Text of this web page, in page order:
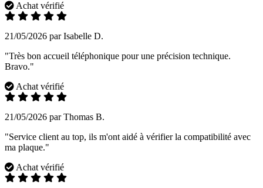
Achat vérifié
21/05/2026 par Isabelle D.
"Très bon accueil téléphonique pour une précision technique.
Bravo."
Achat vérifié
21/05/2026 par Thomas B.
"Service client au top, ils m'ont aidé à vérifier la compatibilité avec
ma plaque."
Achat vérifié